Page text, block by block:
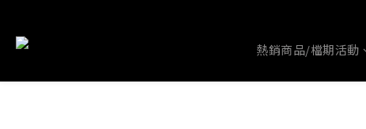
熱銷商品/檔期活動